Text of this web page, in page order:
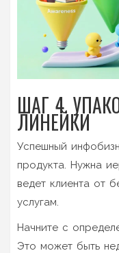
ШАГ 4.
ЛИНЕЙКИ
Успешный
продукта. Нужна
ведет клиента от
услугам.
Начните с
Это может быть